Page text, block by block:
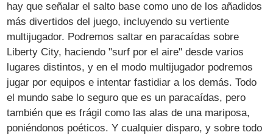
hay que señalar el salto base como uno de los añadidos
más divertidos del juego, incluyendo su vertiente
multijugador. Podremos saltar en paracaídas sobre
Liberty City, haciendo "surf por el aire" desde varios
lugares distintos, y en el modo multijugador podremos
jugar por equipos e intentar fastidiar a los demás. Todo
el mundo sabe lo seguro que es un paracaídas, pero
también que es frágil como las alas de una mariposa,
poniéndonos poéticos. Y cualquier disparo, y sobre todo